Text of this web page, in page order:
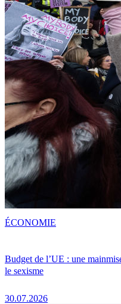
Budget de l’UE : une
le sexisme
30.07.2026
ÉCONOMIE